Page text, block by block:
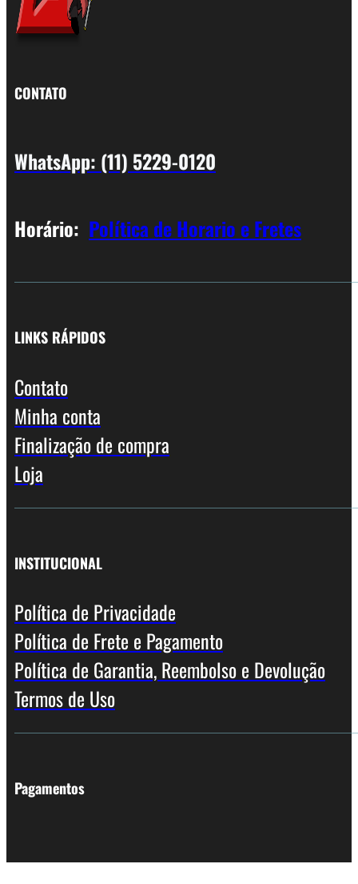
CONTATO
WhatsApp: (11) 5229-0120
Horário: Política de Horario e Fretes
LINKS RÁPIDOS
Contato
Minha conta
Finalização de compra
Loja
INSTITUCIONAL
Política de Privacidade
Política de Frete e Pagamento
Política de Garantia, Reembolso e Devolução
Termos de Uso
Pagamentos